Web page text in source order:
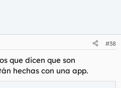
#38
que dicen que son
hechas con una app.